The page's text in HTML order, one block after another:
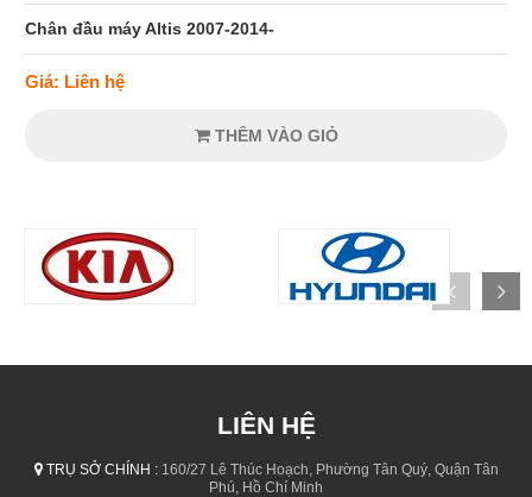
Chân đầu máy Altis 2007-2014-
Giá: Liên hệ
THÊM VÀO GIỎ
LIÊN HỆ
TRỤ SỞ CHÍNH :160/27 Lê Thúc Hoạch, Phường Tân Quý, Quận Tân
Phú, Hồ Chí Minh